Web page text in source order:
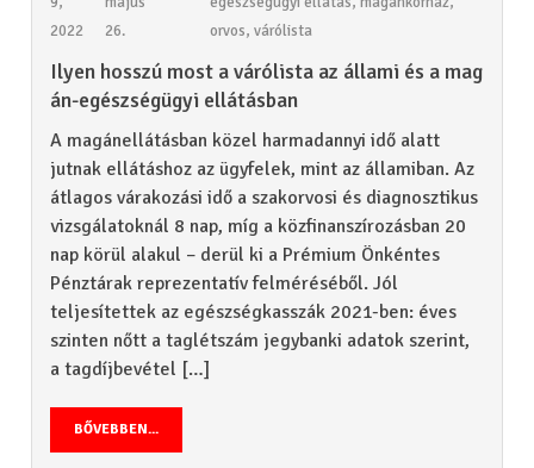
2022
26.
orvos, várólista
Ilyen hosszú most a várólista az állami és a mag
án-egészségügyi ellátásban
A magánellátásban közel harmadannyi idő alatt
jutnak ellátáshoz az ügyfelek, mint az államiban. Az
átlagos várakozási idő a szakorvosi és diagnosztikus
vizsgálatoknál 8 nap, míg a közfinanszírozásban 20
nap körül alakul – derül ki a Prémium Önkéntes
Pénztárak reprezentatív felméréséből. Jól
teljesítettek az egészségkasszák 2021-ben: éves
szinten nőtt a taglétszám jegybanki adatok szerint,
a tagdíjbevétel […]
BŐVEBBEN...